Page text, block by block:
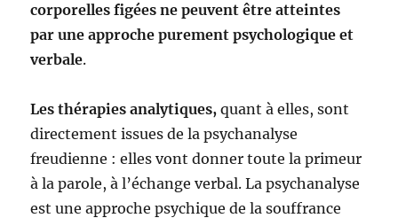
corporelles figées ne peuvent être atteintes
par une approche purement psychologique et
verbale.
Les thérapies analytiques, quant à elles, sont
directement issues de la psychanalyse
freudienne : elles vont donner toute la primeur
à la parole, à l’échange verbal. La psychanalyse
est une approche psychique de la souffrance